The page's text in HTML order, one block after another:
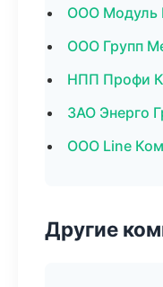
ООО Модуль
ООО Групп
НПП Профи
ЗАО Энерго
ООО Line
Другие